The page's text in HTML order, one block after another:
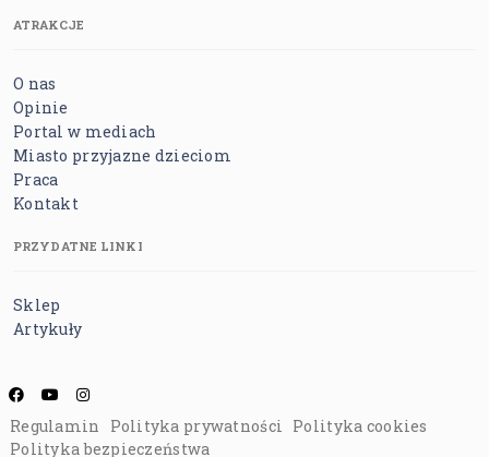
ATRAKCJE
O nas
Opinie
Portal w mediach
Miasto przyjazne dzieciom
Praca
Kontakt
PRZYDATNE LINKI
Sklep
Artykuły
Regulamin Polityka prywatności Polityka cookies
Polityka bezpieczeństwa